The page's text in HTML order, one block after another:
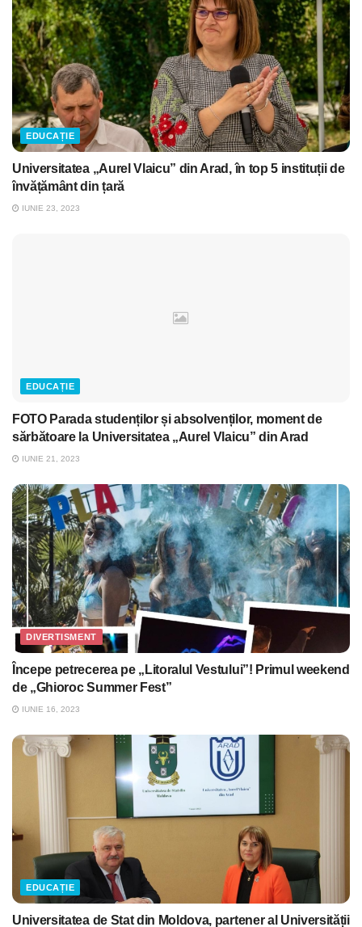
EDUCAȚIE
Universitatea „Aurel Vlaicu” din Arad, în top 5 instituții de
învățământ din țară
IUNIE 23, 2023
EDUCAȚIE
FOTO Parada studenților și absolvenților, moment de
sărbătoare la Universitatea „Aurel Vlaicu” din Arad
IUNIE 21, 2023
DIVERTISMENT
Începe petrecerea pe „Litoralul Vestului”! Primul weekend
de „Ghioroc Summer Fest”
IUNIE 16, 2023
EDUCAȚIE
Universitatea de Stat din Moldova, partener al Universității